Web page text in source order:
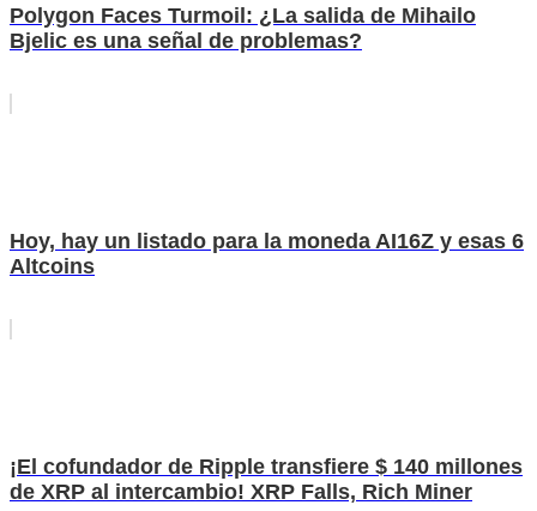
Polygon Faces Turmoil: ¿La salida de Mihailo
Bjelic es una señal de problemas?
Hoy, hay un listado para la moneda AI16Z y esas 6
Altcoins
¡El cofundador de Ripple transfiere $ 140 millones
de XRP al intercambio! XRP Falls, Rich Miner